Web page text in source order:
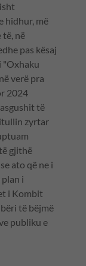
hidhur, më
të, në
pas kësaj
"Oxhaku
verë pra
2024
të
zyrtar
gjithë
ato që ne i
i
i Kombit
të bëjmë
publiku e